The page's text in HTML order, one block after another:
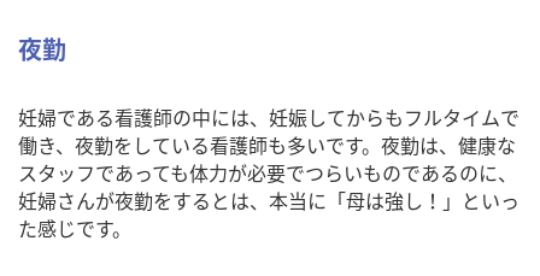
夜勤
妊婦である看護師の中には、妊娠してからもフルタイムで
働き、夜勤をしている看護師も多いです。夜勤は、健康な
スタッフであっても体力が必要でつらいものであるのに、
妊婦さんが夜勤をするとは、本当に「母は強し！」といっ
た感じです。